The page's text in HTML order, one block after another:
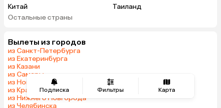
Подписка Фильтры Карта
Китай
Таиланд
Вьетнам
Грузия
Индонезия
Армения
Шри-Ланка
Казахстан
Азербайджан
Узбекистан
Черногория
Остальные страны
Вылеты из городов
из Санкт-Петербурга
из Екатеринбурга
из Казани
из Самары
из Новосибирска
из Краснодара
из Нижнего Новгорода
из Челябинска